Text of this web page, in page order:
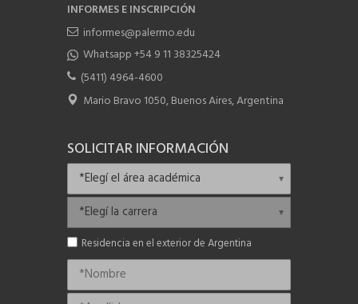
INFORMES E INSCRIPCIÓN
informes@palermo.edu
Whatsapp +54 9 11 38325424
(5411) 4964-4600
Mario Bravo 1050, Buenos Aires, Argentina
SOLICITAR INFORMACIÓN
Residencia en el exterior de Argentina